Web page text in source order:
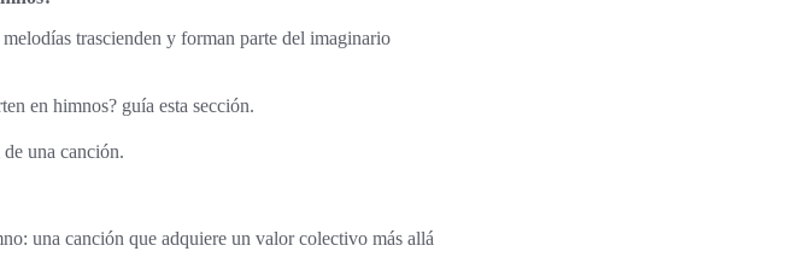
trascienden y forman parte del imaginario
en himnos? guía esta sección.
una canción.
una canción que adquiere un valor colectivo más allá